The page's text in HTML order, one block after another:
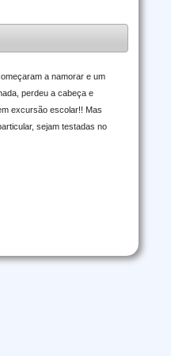
a namorar e um
perdeu a cabeça e
excursão escolar!! Mas
sejam testadas no